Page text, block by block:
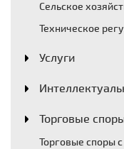
Сельское
Техническое
Услуги
Торговые
Торговые споры